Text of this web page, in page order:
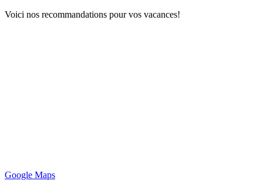
Voici nos recommandations pour vos vacances!
Google Maps